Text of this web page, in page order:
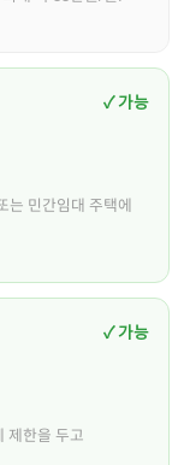
✓ 가능
는 민간임대 주택에
✓ 가능
제한을 두고